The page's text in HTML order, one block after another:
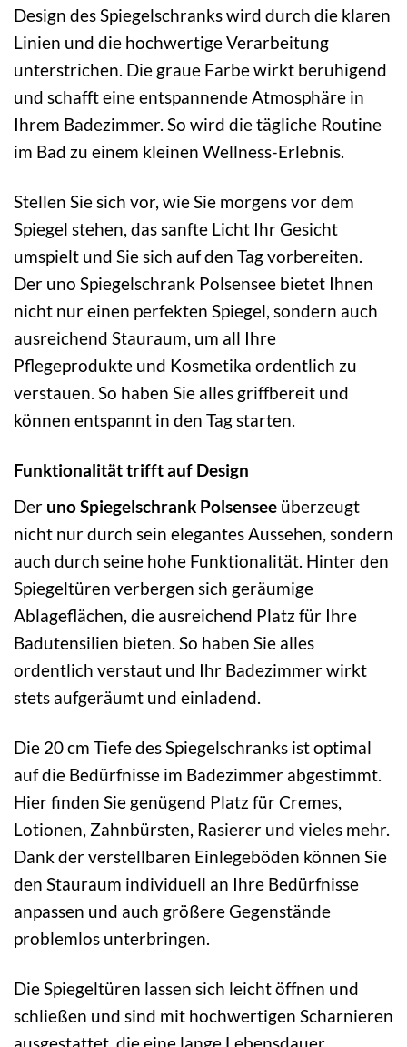
Design des Spiegelschranks wird durch die klaren
Linien und die hochwertige Verarbeitung
unterstrichen. Die graue Farbe wirkt beruhigend
und schafft eine entspannende Atmosphäre in
Ihrem Badezimmer. So wird die tägliche Routine
im Bad zu einem kleinen Wellness-Erlebnis.
Stellen Sie sich vor, wie Sie morgens vor dem
Spiegel stehen, das sanfte Licht Ihr Gesicht
umspielt und Sie sich auf den Tag vorbereiten.
Der uno Spiegelschrank Polsensee bietet Ihnen
nicht nur einen perfekten Spiegel, sondern auch
ausreichend Stauraum, um all Ihre
Pflegeprodukte und Kosmetika ordentlich zu
verstauen. So haben Sie alles griffbereit und
können entspannt in den Tag starten.
Funktionalität trifft auf Design
Der uno Spiegelschrank Polsensee überzeugt
nicht nur durch sein elegantes Aussehen, sondern
auch durch seine hohe Funktionalität. Hinter den
Spiegeltüren verbergen sich geräumige
Ablageflächen, die ausreichend Platz für Ihre
Badutensilien bieten. So haben Sie alles
ordentlich verstaut und Ihr Badezimmer wirkt
stets aufgeräumt und einladend.
Die 20 cm Tiefe des Spiegelschranks ist optimal
auf die Bedürfnisse im Badezimmer abgestimmt.
Hier finden Sie genügend Platz für Cremes,
Lotionen, Zahnbürsten, Rasierer und vieles mehr.
Dank der verstellbaren Einlegeböden können Sie
den Stauraum individuell an Ihre Bedürfnisse
anpassen und auch größere Gegenstände
problemlos unterbringen.
Die Spiegeltüren lassen sich leicht öffnen und
schließen und sind mit hochwertigen Scharnieren
ausgestattet, die eine lange Lebensdauer